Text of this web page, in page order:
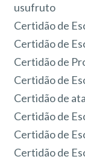
usufruto
Certidão de
Certidão de
Certidão de
Certidão de
Certidão de
Certidão de
Certidão de
Certidão de